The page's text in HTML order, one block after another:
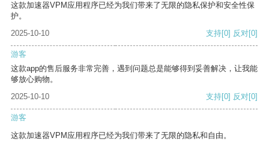
这款加速器VPM应用程序已经为我们带来了无限的隐私保护和安全性保
护。
2025-10-10
支持[0] 反对[0]
游客
这款app的售后服务非常完善，遇到问题总是能够得到妥善解决，让我能
够放心购物。
2025-10-10
支持[0] 反对[0]
游客
这款加速器VPM应用程序已经为我们带来了无限的隐私和自由。